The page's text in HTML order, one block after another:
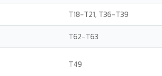
T18-T21, T36-T39
T62-T63
T49